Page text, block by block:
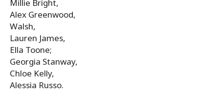
Millie Bright,
Alex Greenwood,
Walsh,
Lauren James,
Ella Toone;
Georgia Stanway,
Chloe Kelly,
Alessia Russo.